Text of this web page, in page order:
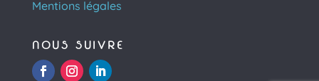
Mentions légales
NOUS SUIVRE